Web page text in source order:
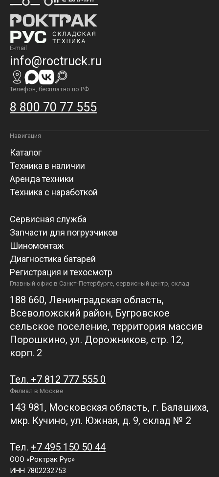
E-mail
info@roctruck.ru
Телефон, бесплатно по РФ
8 800 70 77 555
Навигация
Каталог
Техника в наличии
Аренда техники
Техника с наработкой
Сервисная служба
Запчасти для погрузчиков
Шиномонтаж
Диагностика батарей
Регистрация и техосмотр
Главный офис в Санкт-Петербурге, сервисный центр, склад
188 660, Ленинградская область,
Всеволожский район, Бугровское
сельское поселение, территория массив
Порошкино, ул. Дорожников, стр. 12,
корп. 2
Тел. +7 812 777 555 0
Филиал в Москве
143 981, Московская область, г. Балашиха,
мкр. Кучино, ул. Южная, д. 9, склад № 2
Тел. +7 495 150 50 44
ООО «Роктрак Рус»
ИНН 7802232753